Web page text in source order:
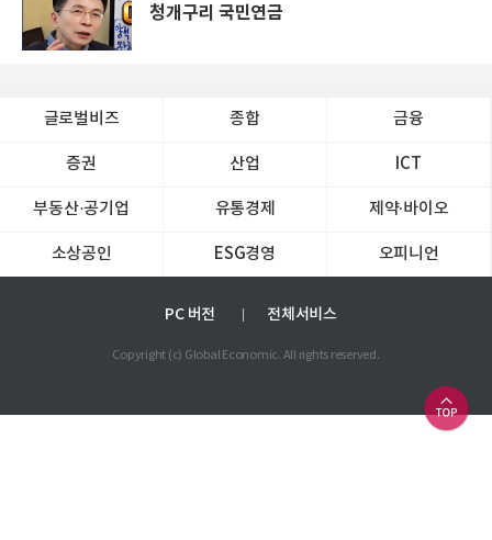
청개구리 국민연금
글로벌비즈 종합 금융
증권 산업 ICT
부동산·공기업 유통경제 제약∙바이오
소상공인 ESG경영 오피니언
PC 버전 전체서비스
Copyright (c) Global Economic. All rights reserved.